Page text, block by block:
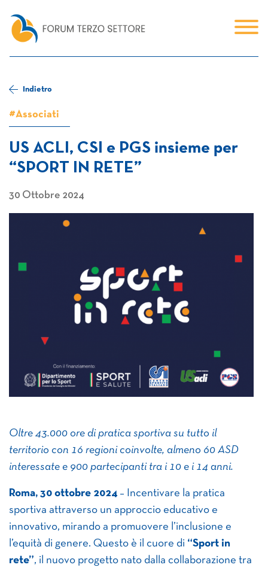
Indietro
#Associati
US ACLI, CSI e PGS insieme per
“SPORT IN RETE”
30 Ottobre 2024
Oltre 43.000 ore di pratica sportiva su tutto il
territorio con 16 regioni coinvolte, almeno 60 ASD
interessate e 900 partecipanti tra i 10 e i 14 anni.
Roma, 30 ottobre 2024 – Incentivare la pratica
sportiva attraverso un approccio educativo e
innovativo, mirando a promuovere l’inclusione e
l’equità di genere. Questo è il cuore di “Sport in
rete”, il nuovo progetto nato dalla collaborazione tra